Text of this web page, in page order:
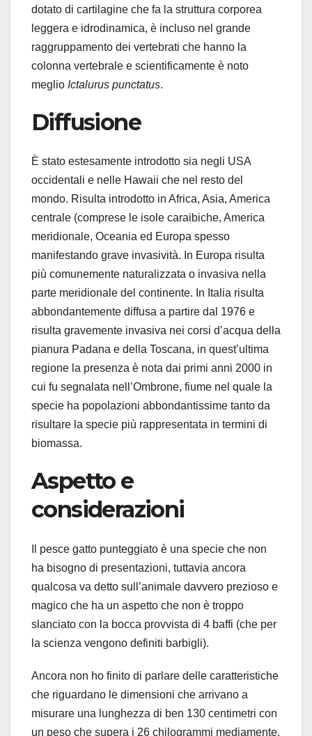
dotato di cartilagine che fa la struttura corporea
leggera e idrodinamica, è incluso nel grande
raggruppamento dei vertebrati che hanno la
colonna vertebrale e scientificamente è noto
meglio Ictalurus punctatus.
Diffusione
È stato estesamente introdotto sia negli USA
occidentali e nelle Hawaii che nel resto del
mondo. Risulta introdotto in Africa, Asia, America
centrale (comprese le isole caraibiche, America
meridionale, Oceania ed Europa spesso
manifestando grave invasività. In Europa risulta
più comunemente naturalizzata o invasiva nella
parte meridionale del continente. In Italia risulta
abbondantemente diffusa a partire dal 1976 e
risulta gravemente invasiva nei corsi d’acqua della
pianura Padana e della Toscana, in quest’ultima
regione la presenza è nota dai primi anni 2000 in
cui fu segnalata nell’Ombrone, fiume nel quale la
specie ha popolazioni abbondantissime tanto da
risultare la specie più rappresentata in termini di
biomassa.
Aspetto e
considerazioni
Il pesce gatto punteggiato è una specie che non
ha bisogno di presentazioni, tuttavia ancora
qualcosa va detto sull’animale davvero prezioso e
magico che ha un aspetto che non è troppo
slanciato con la bocca provvista di 4 baffi (che per
la scienza vengono definiti barbigli).
Ancora non ho finito di parlare delle caratteristiche
che riguardano le dimensioni che arrivano a
misurare una lunghezza di ben 130 centimetri con
un peso che supera i 26 chilogrammi mediamente.